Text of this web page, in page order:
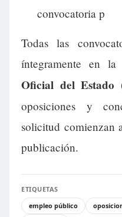
convocatoria p
Todas las
íntegramente en
Oficial del Estado
oposiciones y
solicitud comienzan
publicación.
ETIQUETAS
empleo público